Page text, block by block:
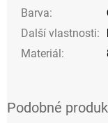
Barva:
Další vlastnosti:
Materiál: